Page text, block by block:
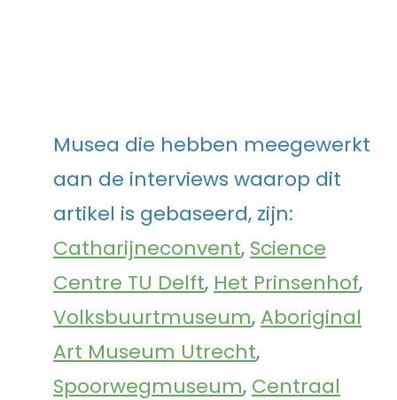
Musea die hebben meegewerkt
aan de interviews waarop dit
artikel is gebaseerd, zijn:
Catharijneconvent, Science
Centre TU Delft, Het Prinsenhof,
Volksbuurtmuseum, Aboriginal
Art Museum Utrecht,
Spoorwegmuseum, Centraal